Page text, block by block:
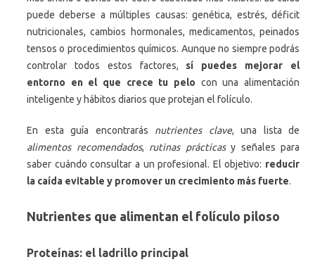
puede deberse a múltiples causas: genética, estrés, déficit
nutricionales, cambios hormonales, medicamentos, peinados
tensos o procedimientos químicos. Aunque no siempre podrás
controlar todos estos factores, sí puedes mejorar el
entorno en el que crece tu pelo con una alimentación
inteligente y hábitos diarios que protejan el folículo.
En esta guía encontrarás nutrientes clave, una lista de
alimentos recomendados, rutinas prácticasy señales para
saber cuándo consultar a un profesional. El objetivo: reducir
la caída evitable y promover un crecimiento más fuerte.
Nutrientes que alimentan el folículo piloso
Proteínas: el ladrillo principal